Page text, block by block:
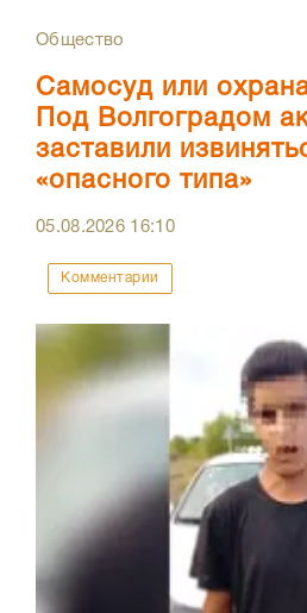
Общество
Самосуд или
Под Волгоградом
заставили
«опасного типа»
05.08.2026 16:10
Комментарии